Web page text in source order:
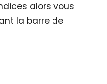
alors vous
la barre de